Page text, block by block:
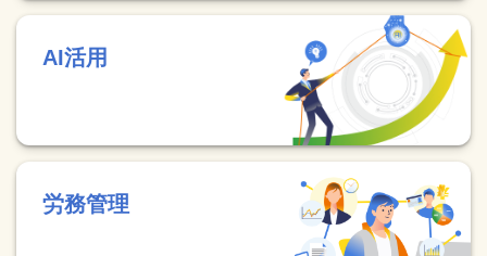
AI活用
労務管理